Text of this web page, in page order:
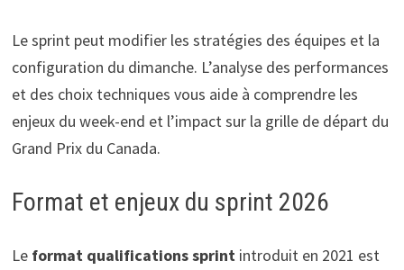
Le sprint peut modifier les stratégies des équipes et la
configuration du dimanche. L’analyse des performances
et des choix techniques vous aide à comprendre les
enjeux du week-end et l’impact sur la grille de départ du
Grand Prix du Canada.
Format et enjeux du sprint 2026
Le format qualifications sprintintroduit en 2021 est